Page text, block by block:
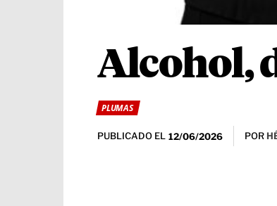
Alcohol,
PLUMAS
PUBLICADO EL 12/06/2026 POR